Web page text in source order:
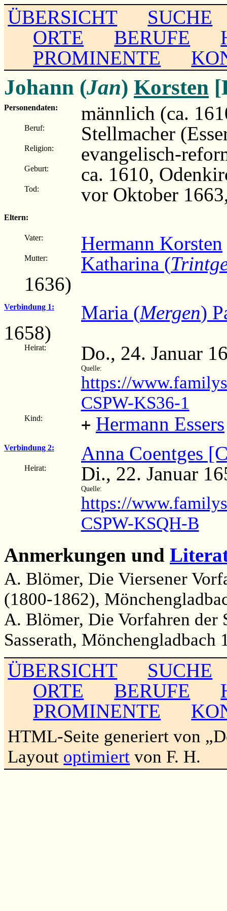
ÜBERSICHT
SUCHE
ORTE
BERUFE
PROMINENTE
Johann (Jan) Korsten
Personendaten: männlich (ca.
Beruf: Stellmacher
Religion: evangelisch-
Geburt: ca. 1610,
Tod: vor Oktober
Eltern:
Vater: Hermann Korsten
Mutter: Katharina (
1636)
Verbindung 1: Maria (Mergen)
1658)
Heirat: Do., 24. Januar
Quelle:
https://
CSPW-KS36-1
Kind: + Hermann Essers
Verbindung 2: Anna Coentges
Heirat: Di., 22. Januar
Quelle:
https://
CSPW-KSQH-B
Anmerkungen und
A. Blömer, Die Viersener
(1800-1862),
A. Blömer, Die Vorfahren der
Sasserath, Mönchengladbach
ÜBERSICHT
SUCHE
ORTE
BERUFE
PROMINENTE
HTML-Seite generiert von
Layout optimiert von F. H.